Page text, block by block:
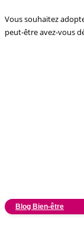
Vous souhaitez
peut-être avez-vous
Blog Bien-être